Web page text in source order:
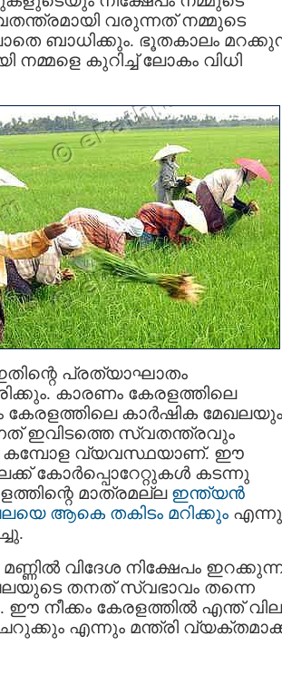
വരുന്നത് നമ്മുടെ
ബാധിക്കും. ഭൂതകാലം
നമ്മളെ കുറിച്ച് ലോകം വിധി
പ്രത്യാഘാതം
കാരണം കേരളത്തിലെ
കേരളത്തിലെ കാര്‍ഷിക മേഖലയും
ഇവിടത്തെ സ്വതന്ത്രവും
കമ്പോള വ്യവസ്ഥയാണ്. ഈ
കോര്‍പ്പൊറേറ്റുകള്‍ കടന്നു
മാത്രമല്ല ഇന്ത്യന്‍
ആകെ തകിടം മറിക്കും
മണ്ണില്‍ വിദേശ നിക്ഷേപം
തനത് സ്വഭാവം തന്നെ
ഈ നീക്കം കേരളത്തില്‍ എന്ത് വില
എന്നും മന്ത്രി